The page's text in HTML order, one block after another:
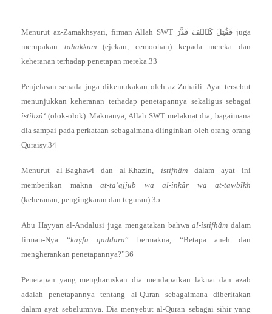
Menurut az-Zamakhsyari, firman Allah SWT فَقُتِلَ كَيۡفَ قَدَّرَ juga
merupakan tahakkum(ejekan, cemoohan) kepada mereka dan
keheranan terhadap penetapan mereka.33
Penjelasan senada juga dikemukakan oleh az-Zuhaili. Ayat tersebut
menunjukkan keheranan terhadap penetapannya sekaligus sebagai
istihzâ‘ (olok-olok). Maknanya, Allah SWT melaknat dia; bagaimana
dia sampai pada perkataan sebagaimana diinginkan oleh orang-orang
Quraisy.34
Menurut al-Baghawi dan al-Khazin, istifhâm dalam ayat ini
memberikan makna at-ta’ajjub wa al-inkâr wa at-tawbîkh
(keheranan, pengingkaran dan teguran).35
Abu Hayyan al-Andalusi juga mengatakan bahwaal-istifhâmdalam
firman-Nya “kayfa qaddara” bermakna, “Betapa aneh dan
mengherankan penetapannya?”36
Penetapan yang mengharuskan dia mendapatkan laknat dan azab
adalah penetapannya tentang al-Quran sebagaimana diberitakan
dalam ayat sebelumnya. Dia menyebut al-Quran sebagai sihir yang